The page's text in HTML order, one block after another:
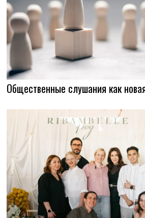
Общественные слушания как